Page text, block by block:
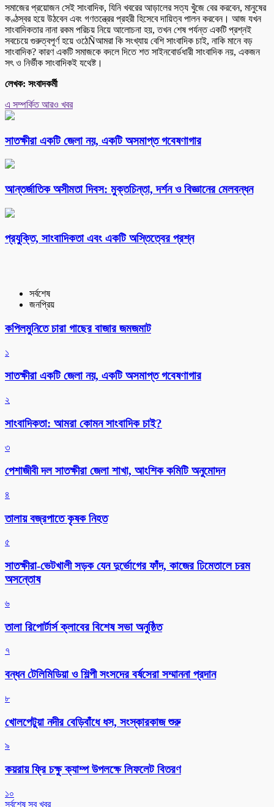
সমাজের প্রয়োজন সেই সাংবাদিক, যিনি খবরের আড়ালের সত্য খুঁজে বের করবেন, মানুষের
কণ্ঠস্বর হয়ে উঠবেন এবং গণতন্ত্রের প্রহরী হিসেবে দায়িত্ব পালন করবেন। আজ যখন
সাংবাদিকতার নানা রকম পরিচয় নিয়ে আলোচনা হয়, তখন শেষ পর্যন্ত একটি প্রশ্নই
সবচেয়ে গুরুত্বপূর্ণ হয়ে ওঠেÑআমরা কি সংখ্যায় বেশি সাংবাদিক চাই, নাকি মানে বড়
সাংবাদিক? কারণ একটি সমাজকে বদলে দিতে শত সাইনবোর্ডধারী সাংবাদিক নয়, একজন
সৎ ও নির্ভীক সাংবাদিকই যথেষ্ট।
লেখক: সংবাদকর্মী
এ সম্পর্কিত আরও খবর
সাতক্ষীরা একটি জেলা নয়, একটি অসমাপ্ত গবেষণাগার
আন্তর্জাতিক অসীমতা দিবস: মুক্তচিন্তা, দর্শন ও বিজ্ঞানের মেলবন্ধন
প্রযুক্তি, সাংবাদিকতা এবং একটি অস্তিত্বের প্রশ্ন
সর্বশেষ
জনপ্রিয়
কপিলমুনিতে চারা গাছের বাজার জমজমাট
১
সাতক্ষীরা একটি জেলা নয়, একটি অসমাপ্ত গবেষণাগার
২
সাংবাদিকতা: আমরা কোমন সাংবাদিক চাই?
৩
পেশাজীবী দল সাতক্ষীরা জেলা শাখা, আংশিক কমিটি অনুমোদন
৪
তালায় বজ্রপাতে কৃষক নিহত
৫
সাতক্ষীরা-ভেটখালী সড়ক যেন দুর্ভোগের ফাঁদ, কাজের ঢিমেতালে চরম
অসন্তোষ
৬
‎তালা রিপোর্টার্স ক্লাবের বিশেষ সভা অনুষ্ঠিত
৭
বন্ধন টেলিমিডিয়া ও শিল্পী সংসদের বর্ষসেরা সম্মাননা প্রদান
৮
খোলপেটুয়া নদীর বেড়িবাঁধে ধস, সংস্কারকাজ শুরু
৯
কয়রায় ফ্রি চক্ষু ক্যাম্প উপলক্ষে লিফলেট বিতরণ
১০
সর্বশেষ সব খবর